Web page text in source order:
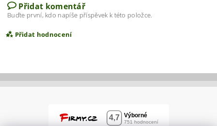
Přidat komentář
Buďte první, kdo napíše příspěvek k této položce.
Přidat hodnocení